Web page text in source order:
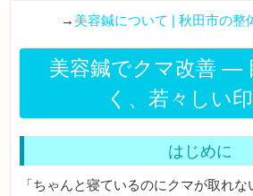
→ 美容鍼について | 秋田市の整
美容鍼でクマ改善 ―
く、若々しい
はじめに
「ちゃんと寝ているのにクマが取れな